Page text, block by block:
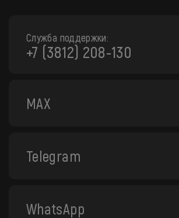
Служба поддержки:
+7 (3812) 208-130
MAX
Telegram
WhatsApp